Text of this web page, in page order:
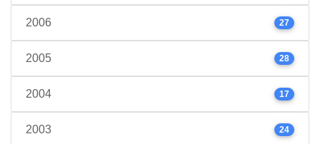
2006 27
2005 28
2004 17
2003 24